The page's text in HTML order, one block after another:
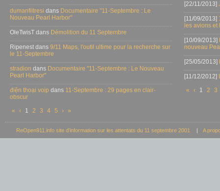
dumanfiltresi dans Documentaire "11-Septembre : Le
Nouveau Pearl Harbor"
OleTwisT dans Démolition du 11 Septembre
Ripenest dans 9/11 Maps, l'outil ultime pour la recherche sur
le 11-Septembre
stradion dans Documentaire "11-Septembre : Le Nouveau
Pearl Harbor"
điện thoại voip dans 11-Septembre : 29 pages en clair-
obscur
«
‹ 1 2 3 4 5 › »
[22/11/2013]
[11/09/2013]
les avions
[10/09/2013]
nouveau
[25/05/2013]
[11/12/2012]
«
‹ 1 2 3
ReOpen911.info site d’information sur les attentats du 11 septembre 2001 | A